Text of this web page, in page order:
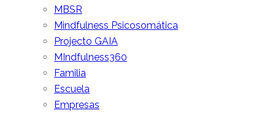
MBSR
Mindfulness Psicosomática
Projecto GAIA
MIndfulness360
Familia
Escuela
Empresas